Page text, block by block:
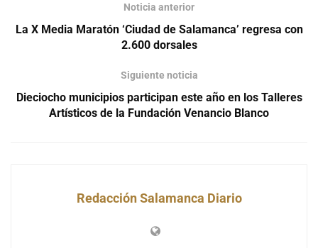
Noticia anterior
La X Media Maratón ‘Ciudad de Salamanca’ regresa con
2.600 dorsales
Siguiente noticia
Dieciocho municipios participan este año en los Talleres
Artísticos de la Fundación Venancio Blanco
Redacción Salamanca Diario